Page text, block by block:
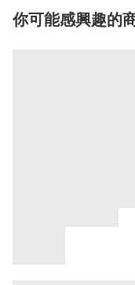
你可能感興趣的